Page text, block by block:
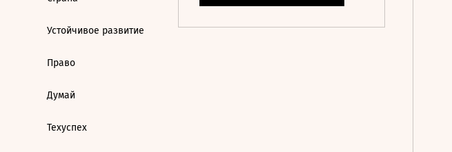
Устойчивое развитие
Право
Думай
Техуспех